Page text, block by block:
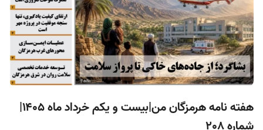
هفته نامه هرمزگان من|بیست و یکم خرداد ماه ۱۴۰۵|